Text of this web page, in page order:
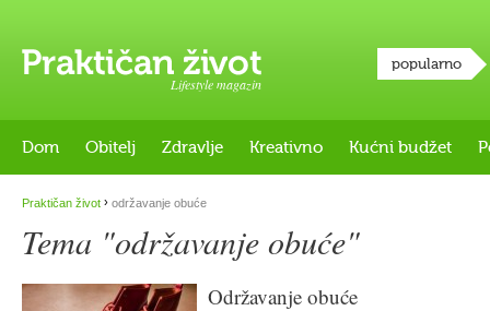
Lifestyle magazin
popularno
Dom Obitelj Zdravlje Kreativno Kućni budžet
Praktičan život › održavanje obuće
Tema "održavanje obuće"
Održavanje obuće